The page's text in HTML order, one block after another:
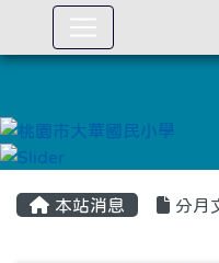
本站消息 分月